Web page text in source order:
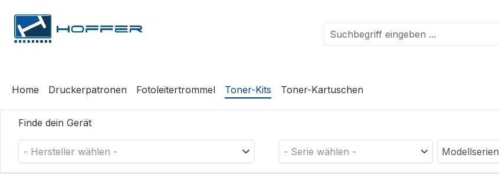
Hauptinhalt springen
Zur Suche springen
Zur Hauptnavigation springen
Home Druckerpatronen Fotoleitertrommel Toner-Kits Toner-Kartuschen
Finde dein Gerät
- Hersteller wählen - - Serie wählen - Modellserien